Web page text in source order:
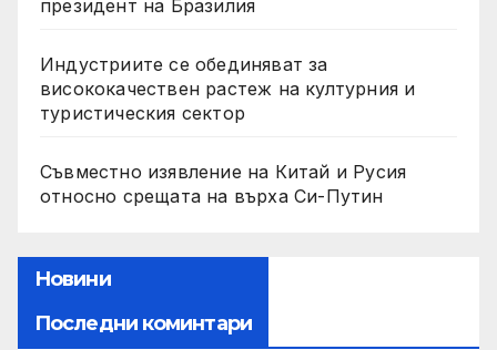
президент на Бразилия
Индустриите се обединяват за
висококачествен растеж на културния и
туристическия сектор
Съвместно изявление на Китай и Русия
относно срещата на върха Си-Путин
Новини
Последни коминтари